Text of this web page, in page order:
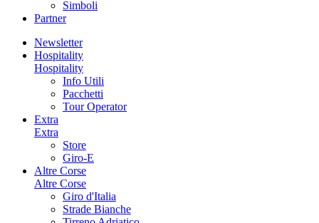
Simboli
Partner
Newsletter
Hospitality
Hospitality
Info Utili
Pacchetti
Tour Operator
Extra
Extra
Store
Giro-E
Altre Corse
Altre Corse
Giro d'Italia
Strade Bianche